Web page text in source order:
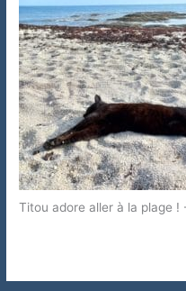
Titou adore aller à la plage !